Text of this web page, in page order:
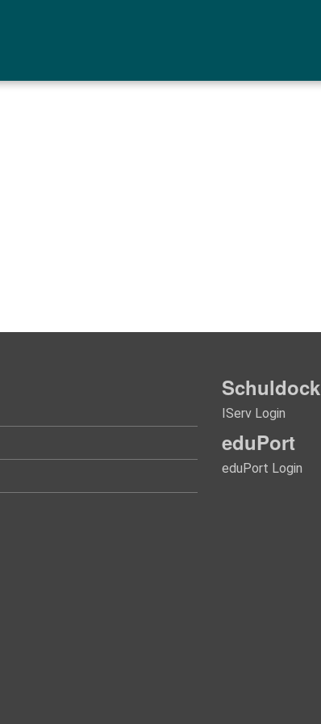
Schuldock
IServ Login
eduPort
eduPort Login